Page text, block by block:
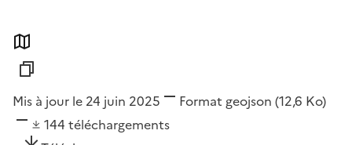
Mis à jour le 24 juin 2025 Format geojson (12,6 Ko)
144 téléchargements